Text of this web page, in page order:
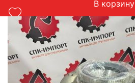
В корзину